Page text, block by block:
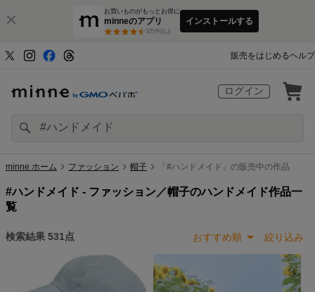
お買いものがもっとお得に
minneのアプリ
3万件以上
インストールする
販売をはじめるヘルプ
ログイン
minne ホーム ファッション 帽子 「#ハンドメイド」の販売中の作品
#ハンドメイド - ファッション／帽子のハンドメイド作品一
覧
おすすめ順 絞り込み
検索結果 531点